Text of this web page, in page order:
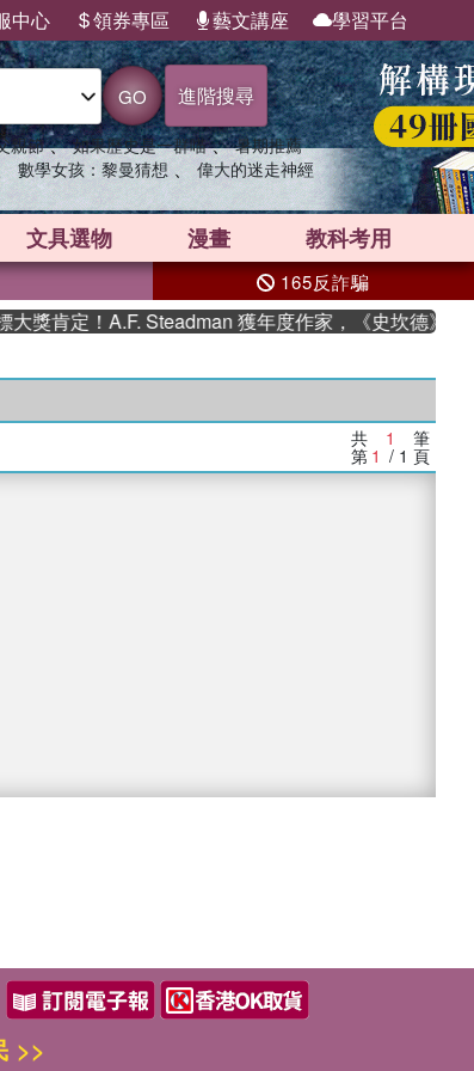
中心 領券專區 藝文講座 學習平台
GO 進階搜尋
親節 、 如果歷史是一群喵 、 暑期推薦
數學女孩：黎曼猜想 、 偉大的迷走神經
文具選物 漫畫 教科考用
165反詐騙
獎肯定！A.F. Steadman 獲年度作家，《史坎德》系列
共 1 筆
第 1 / 1 頁
>>